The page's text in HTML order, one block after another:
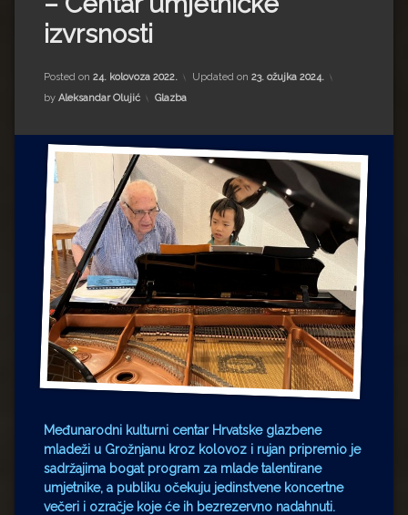
Impressum
Milenko Strižak
Drugi autori
Drugi autori
Matea Andrić
Ljiljana Lekanić-Kljaić
Željko Krznarić
Mario Lovreković
Miroslav Šantek
izvrsnosti
Posted on 24. kolovoza 2022. Updated on 23. ožujka 2024.
by Aleksandar Olujić Kategorije:
Glazba
Međunarodni kulturni centar Hrvatske glazbene
mladeži u Grožnjanu kroz kolovoz i rujan pripremio je
sadržajima bogat program za mlade talentirane
umjetnike, a publiku očekuju jedinstvene koncertne
večeri i ozračje koje će ih bezrezervno nadahnuti.